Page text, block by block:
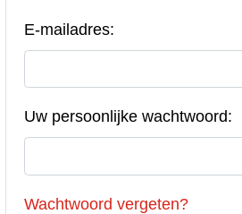
E-mailadres:
Uw persoonlijke wachtwoord:
Wachtwoord vergeten?